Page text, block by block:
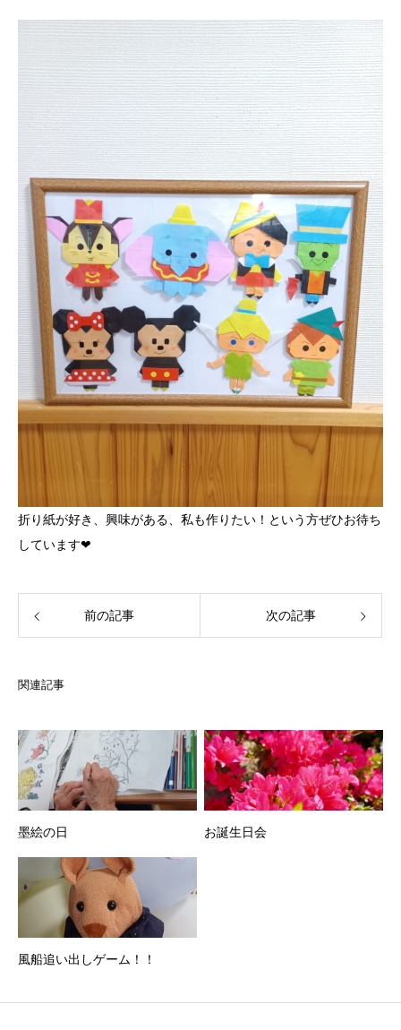
折り紙が好き、興味がある、私も作りたい！という方ぜひお待ち
しています❤
前の記事 次の記事
関連記事
墨絵の日 お誕生日会
風船追い出しゲーム！！